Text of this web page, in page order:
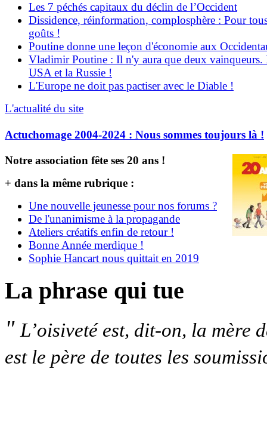
Les 7 péchés capitaux du déclin de l’Occident
Dissidence, réinformation, complosphère : Pour
goûts !
Poutine donne une leçon d'économie aux
Vladimir Poutine : Il n'y aura que deux vainqueurs.
USA et la Russie !
L'Europe ne doit pas pactiser avec le Diable !
L'actualité du site
Actuchomage 2004-2024 : Nous sommes toujours là !
Notre association fête ses 20 ans !
+ dans la même rubrique :
Une nouvelle jeunesse pour nos forums ?
De l'unanimisme à la propagande
Ateliers créatifs enfin de retour !
Bonne Année merdique !
Sophie Hancart nous quittait en 2019
La phrase qui tue
" L’oisiveté est, dit-on, la mère
est le père de toutes les